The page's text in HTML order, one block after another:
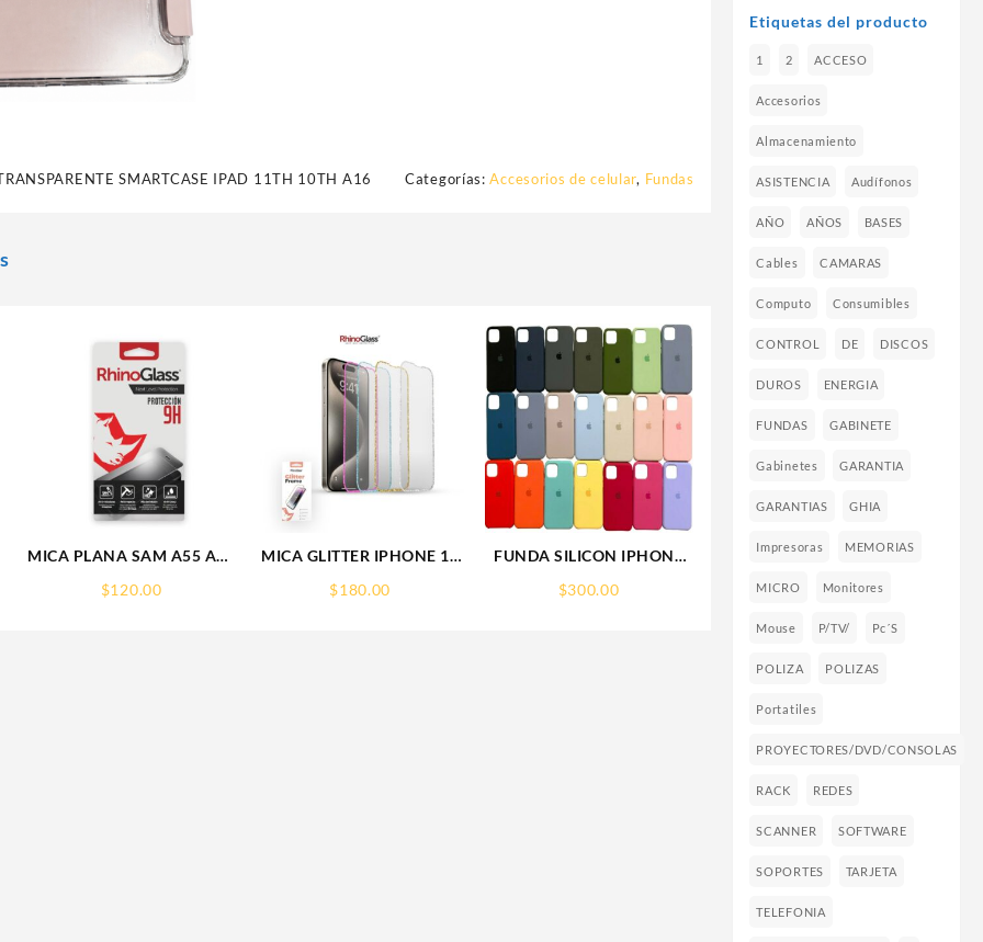
SMARTCASE IPAD 11TH 10TH A16 Categorías:Accesorios de celular, Fundas
MICA PLANA SAM A55 A56
RHINOGLASS
$120.00
MICA GLITTER IPHONE 17
GLITTER FRAME
$180.00
FUNDA SILICON IPHONE
$300.00
Etiquetas del producto
1 2 ACCESO
Accesorios
Almacenamiento
ASISTENCIA Audífonos
AÑO AÑOS BASES
Cables CAMARAS
Computo Consumibles
CONTROL DE DISCOS
DUROS ENERGIA
FUNDAS GABINETE
Gabinetes GARANTIA
GARANTIAS GHIA
Impresoras MEMORIAS
MICRO Monitores
Mouse P/TV/ Pc´s
POLIZA POLIZAS
Portatiles
PROYECTORES/DVD/CONSOLAS
RACK REDES
SCANNER SOFTWARE
SOPORTES TARJETA
TELEFONIA